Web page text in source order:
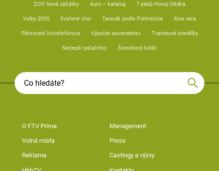
ZOO Nové začátky Auto – katalog 7 pádů Honzy Dědka
Volby 2025 Svařené víno Tatarák podle Pohlreicha Aloe vera
Pěstování lichořeřišnice Výpočet ascendentu Tvarohové knedlíky
Nejlepší palačinky Švestkový koláč
O FTV Prima Management
Volná místa Press
Reklama Castingy a výzvy